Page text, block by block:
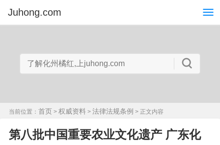
Juhong.com
当前位置： 首页 > 权威资料 > 法律法规条例 > 正文内容
第八批中国重要农业文化遗产 广东化